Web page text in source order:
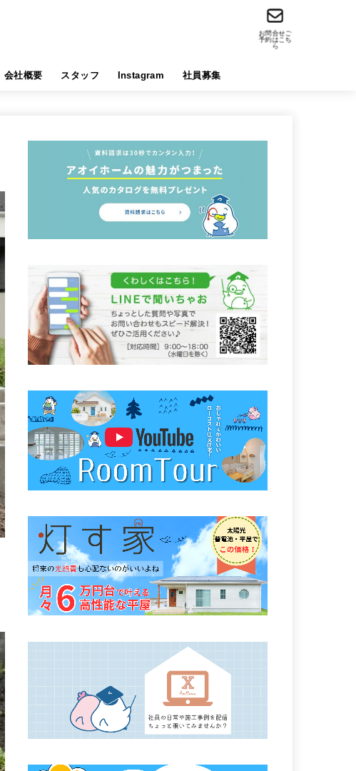
会社概要 スタッフ Instagram 社員募集
お問合せご
予約はこち
ら